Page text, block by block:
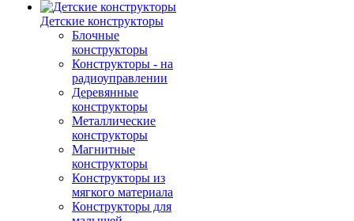
Детские конструкторы
Блочные
конструкторы
Конструкторы - на
радиоуправлении
Деревянные
конструкторы
Металлические
конструкторы
Магнитные
конструкторы
Конструкторы из
мягкого материала
Конструкторы для